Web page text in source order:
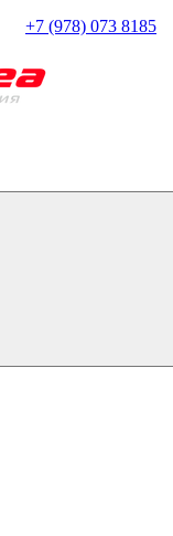
+7 (978) 073 8185